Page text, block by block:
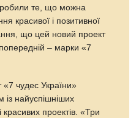
те, що можна
красивої і позитивної
що цей новий проект
– марки «7
чудес України»
найуспішніших
красивих проектів. «Три